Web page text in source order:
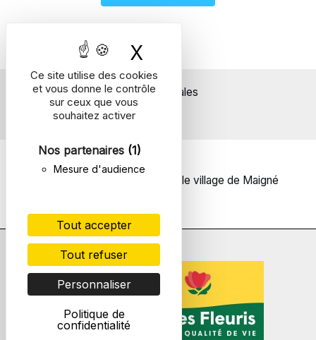
Ce site utilise des cookies
et vous donne le contrôle
sur ceux que vous
souhaitez activer
Nos partenaires (1)
Mesure d'audience
Tout accepter
Tout refuser
Personnaliser
Politique de
confidentialité
X
Mentions légales
© 2026 | Un site réalisé pour le village de Maigné